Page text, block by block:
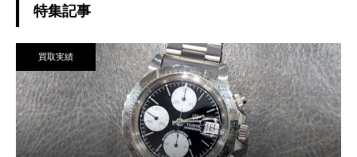
特集記事
買取実績